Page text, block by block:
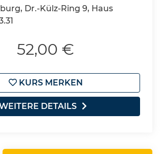
Dr.-Külz-Ring 9, Haus
52,00 €
KURS MERKEN
DETAILS